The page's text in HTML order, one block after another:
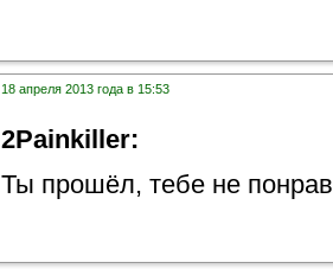
18 апреля 2013 года в 15:53
2Painkiller:
Ты прошёл, тебе не